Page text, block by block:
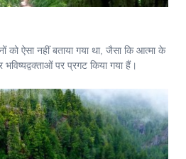
को ऐसा नहीं बताया गया था, जैसा कि आत्मा के
भविष्यद्वक्ताओं पर प्रगट किया गया हैं।